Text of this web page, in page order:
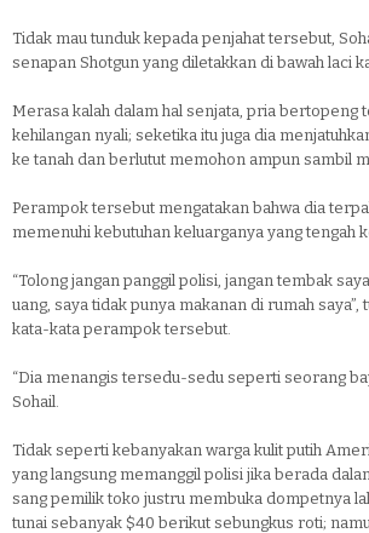
Tidak mau tunduk kepada penjahat tersebut,
senapan Shotgun yang diletakkan di bawah laci
Merasa kalah dalam hal senjata, pria bertopeng
kehilangan nyali; seketika itu juga dia
ke tanah dan berlutut memohon ampun sambil
Perampok tersebut mengatakan bahwa dia
memenuhi kebutuhan keluarganya yang tengah
“Tolong jangan panggil polisi, jangan tembak
uang, saya tidak punya makanan di rumah
kata-kata perampok tersebut.
“Dia menangis tersedu-sedu seperti seorang
Sohail.
Tidak seperti kebanyakan warga kulit putih
yang langsung memanggil polisi jika berada
sang pemilik toko justru membuka dompetnya
tunai sebanyak $40 berikut sebungkus roti;